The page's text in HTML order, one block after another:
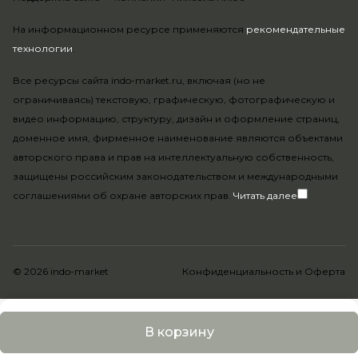
В корзину
На информационном ресурсе применяются рекомендательные
технологии.
Все ресурсы сайта indo-market.ru, включая (но не
ограничиваясь) текстовую, графическую, фотографическую и
видео информацию, структуру, дизайн и оформление страниц,
доменное имя, фирменное наименование являются объектами
авторского права и прав на интеллектуальную собственность,
защищены российским законодательством и международными
соглашениями об охране авторских прав. Читать далее
© 2026 indo-market Конфиденциальность и Оферта